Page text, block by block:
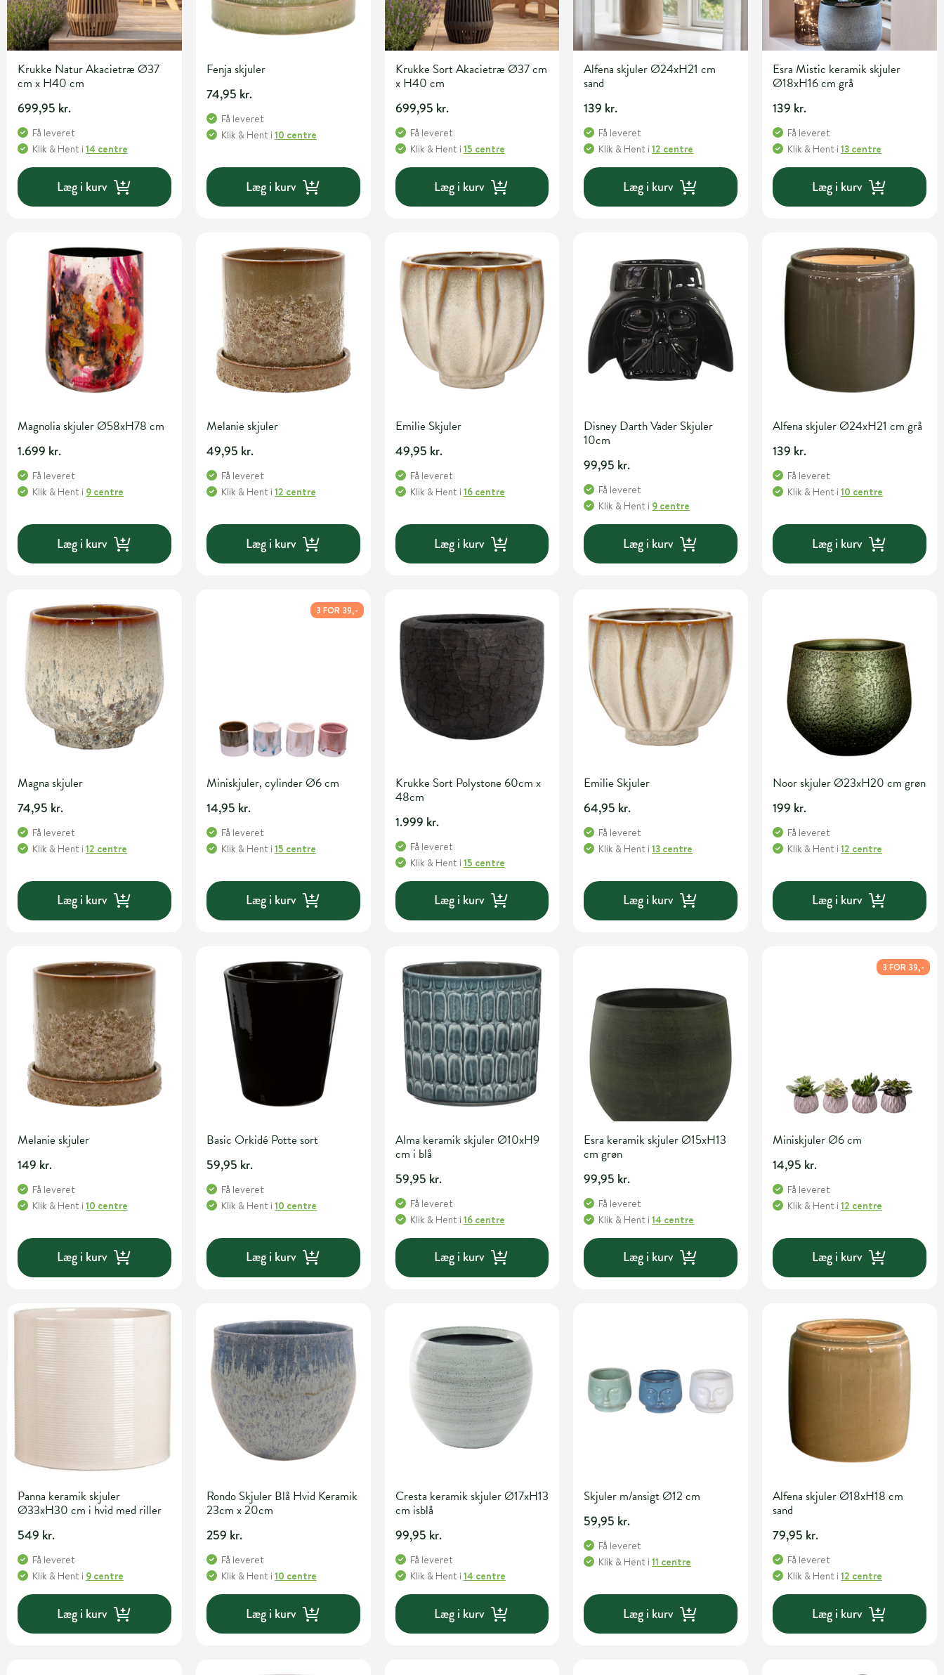
Krukke Natur Akacietræ Ø37
cm x H40 cm
699,95 kr.
Få leveret
Klik & Hent i 14 centre
Læg i kurv
Fenja skjuler
74,95 kr.
Få leveret
Klik & Hent i 10 centre
Læg i kurv
Krukke Sort Akacietræ Ø37 cm
x H40 cm
699,95 kr.
Få leveret
Klik & Hent i 15 centre
Læg i kurv
Alfena skjuler Ø24xH21 cm
sand
139 kr.
Få leveret
Klik & Hent i12 centre
Læg i kurv
Esra Mistic keramik skjuler
Ø18xH16 cm grå
139 kr.
Få leveret
Klik & Hent i13 centre
Læg i kurv
Magnolia skjuler Ø58xH78 cm
1.699 kr.
Få leveret
Klik & Hent i 9 centre
Læg i kurv
Melanie skjuler
49,95 kr.
Få leveret
Klik & Hent i 12 centre
Læg i kurv
Emilie Skjuler
49,95 kr.
Få leveret
Klik & Hent i 16 centre
Læg i kurv
Disney Darth Vader Skjuler
10cm
99,95 kr.
Få leveret
Klik & Hent i 9 centre
Læg i kurv
Alfena skjuler Ø24xH21 cm grå
139 kr.
Få leveret
Klik & Hent i10 centre
Læg i kurv
Magna skjuler
74,95 kr.
Få leveret
Klik & Hent i 12 centre
Læg i kurv
3 FOR 39,-
Miniskjuler, cylinder Ø6 cm
14,95 kr.
Få leveret
Klik & Hent i 15 centre
Læg i kurv
Krukke Sort Polystone 60cm x
48cm
1.999 kr.
Få leveret
Klik & Hent i 15 centre
Læg i kurv
Emilie Skjuler
64,95 kr.
Få leveret
Klik & Hent i13 centre
Læg i kurv
Noor skjuler Ø23xH20 cm grøn
199 kr.
Få leveret
Klik & Hent i12 centre
Læg i kurv
Melanie skjuler
149 kr.
Få leveret
Klik & Hent i 10 centre
Læg i kurv
Basic Orkidé Potte sort
59,95 kr.
Få leveret
Klik & Hent i 10 centre
Læg i kurv
Alma keramik skjuler Ø10xH9
cm i blå
59,95 kr.
Få leveret
Klik & Hent i 16 centre
Læg i kurv
Esra keramik skjuler Ø15xH13
cm grøn
99,95 kr.
Få leveret
Klik & Hent i14 centre
Læg i kurv
3 FOR 39,-
Miniskjuler Ø6 cm
14,95 kr.
Få leveret
Klik & Hent i12 centre
Læg i kurv
Panna keramik skjuler
Ø33xH30 cm i hvid med riller
549 kr.
Få leveret
Klik & Hent i 9 centre
Læg i kurv
Rondo Skjuler Blå Hvid Keramik
23cm x 20cm
259 kr.
Få leveret
Klik & Hent i 10 centre
Læg i kurv
Cresta keramik skjuler Ø17xH13
cm isblå
99,95 kr.
Få leveret
Klik & Hent i 14 centre
Læg i kurv
Skjuler m/ansigt Ø12 cm
59,95 kr.
Få leveret
Klik & Hent i11 centre
Læg i kurv
Alfena skjuler Ø18xH18 cm
sand
79,95 kr.
Få leveret
Klik & Hent i12 centre
Læg i kurv